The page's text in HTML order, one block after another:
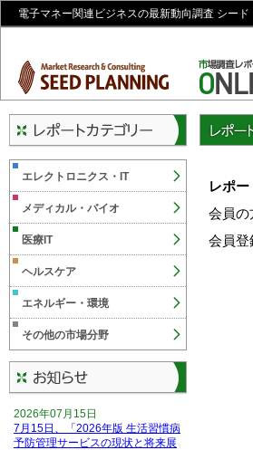
電子マネー関連ビジネスの最新動向調査 シー
レポ
会員の
会員登
エレクトロニクス・IT
メディカル・バイオ
医療IT
ヘルスケア
エネルギー・環境
その他の市場分野
2026年07月15日
7月15日、「2026年版 生活習慣病
予防管理サービスの現状と将来展